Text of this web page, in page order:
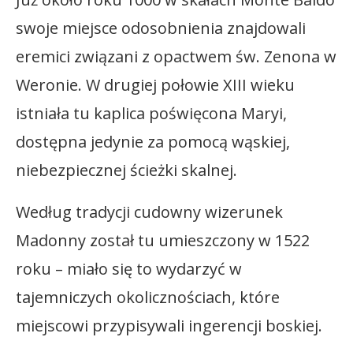
swoje miejsce odosobnienia znajdowali
eremici związani z opactwem św. Zenona w
Weronie. W drugiej połowie XIII wieku
istniała tu kaplica poświęcona Maryi,
dostępna jedynie za pomocą wąskiej,
niebezpiecznej ścieżki skalnej.
Według tradycji cudowny wizerunek
Madonny został tu umieszczony w 1522
roku – miało się to wydarzyć w
tajemniczych okolicznościach, które
miejscowi przypisywali ingerencji boskiej.